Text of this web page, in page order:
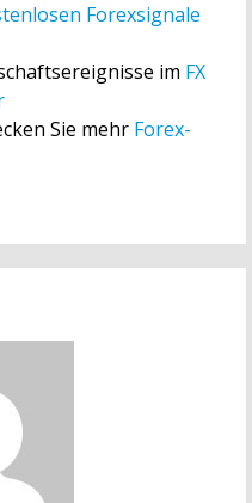
Forexsignale
im FX
Sie mehr Forex-